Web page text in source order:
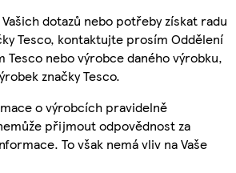
dotazů nebo potřeby získat radu
Tesco, kontaktujte prosím Oddělení
Tesco nebo výrobce daného výrobku,
značky Tesco.
o výrobcích pravidelně
přijmout odpovědnost za
To však nemá vliv na Vaše